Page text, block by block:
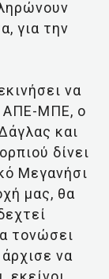
για την
να
ΑΠΕ-ΜΠΕ, ο
και
δίνει
Μεγανήσι
μας, θα
τονώσει
να